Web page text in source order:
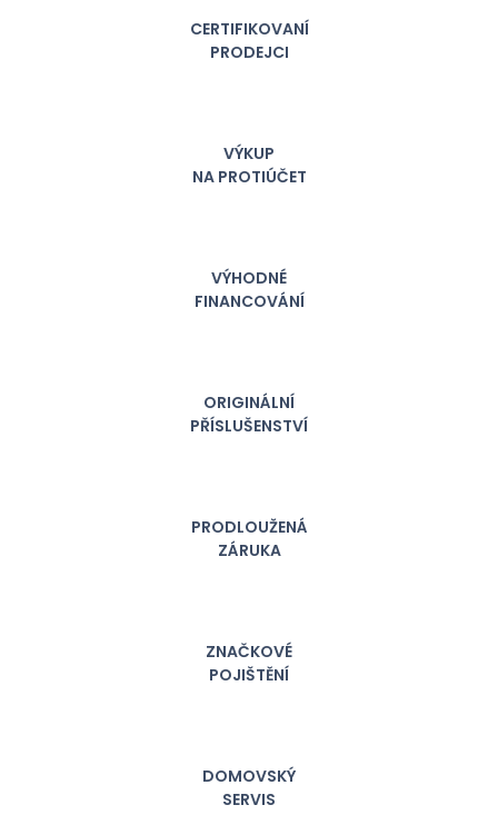
CERTIFIKOVANÍ
PRODEJCI
VÝKUP
NA PROTIÚČET
VÝHODNÉ
FINANCOVÁNÍ
ORIGINÁLNÍ
PŘÍSLUŠENSTVÍ
PRODLOUŽENÁ
ZÁRUKA
ZNAČKOVÉ
POJIŠTĚNÍ
DOMOVSKÝ
SERVIS